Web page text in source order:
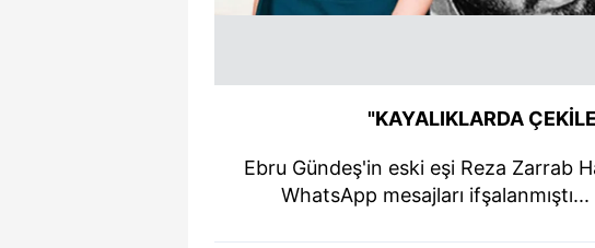
"KAYALIKLARDA
Ebru Gündeş'in eski eşi Reza Zarrab
WhatsApp mesajları